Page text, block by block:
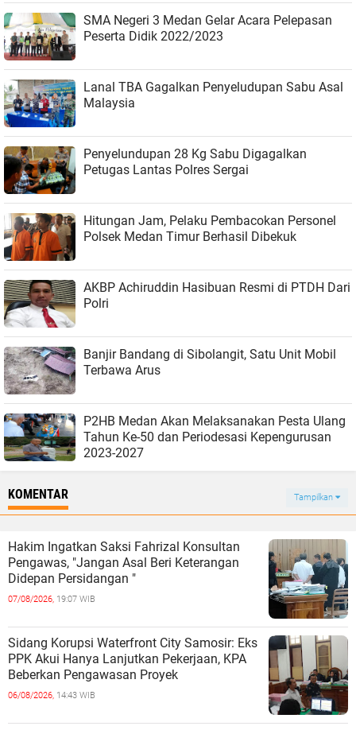
SMA Negeri 3 Medan Gelar Acara Pelepasan
Peserta Didik 2022/2023
Lanal TBA Gagalkan Penyeludupan Sabu Asal
Malaysia
Penyelundupan 28 Kg Sabu Digagalkan
Petugas Lantas Polres Sergai
Hitungan Jam, Pelaku Pembacokan Personel
Polsek Medan Timur Berhasil Dibekuk
AKBP Achiruddin Hasibuan Resmi di PTDH Dari
Polri
Banjir Bandang di Sibolangit, Satu Unit Mobil
Terbawa Arus
P2HB Medan Akan Melaksanakan Pesta Ulang
Tahun Ke-50 dan Periodesasi Kepengurusan
2023-2027
KOMENTAR Tampilkan
Hakim Ingatkan Saksi Fahrizal Konsultan
Pengawas, "Jangan Asal Beri Keterangan
Didepan Persidangan "
07/08/2026, 19:07 WIB
Sidang Korupsi Waterfront City Samosir: Eks
PPK Akui Hanya Lanjutkan Pekerjaan, KPA
Beberkan Pengawasan Proyek
06/08/2026, 14:43 WIB